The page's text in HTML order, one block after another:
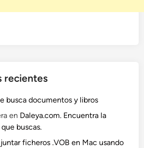
recientes
busca documentos y libros
en Daleya.com. Encuentra la
buscas.
ficheros .VOB en Mac usando